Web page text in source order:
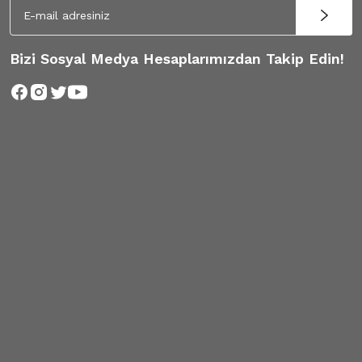
Bizi Sosyal Medya Hesaplarımızdan Takip Edin!